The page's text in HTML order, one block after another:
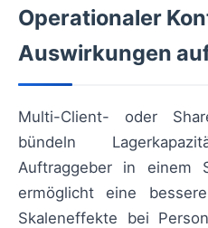
Operationaler
Auswirkungen
Multi-Client- oder
bündeln
Auftraggeber in einem
ermöglicht eine
Skaleneffekte bei